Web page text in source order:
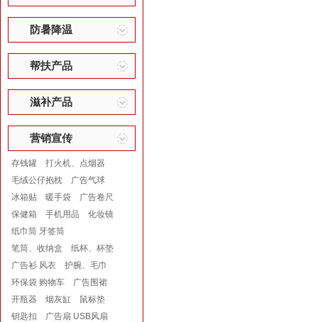
防暑降温
帮扶产品
滋补产品
营销宣传
存钱罐
打火机、点烟器
毛绒公仔抱枕
广告气球
冰箱贴
暖手袋
广告卷尺
保健箱
手机用品
化妆镜
纸巾筒 牙签筒
笔筒、收纳盒
纸杯、杯垫
广告衫 风衣
护腕、毛巾
环保袋 购物车
广告围裙
开瓶器
烟灰缸
鼠标垫
钥匙扣
广告扇 USB风扇